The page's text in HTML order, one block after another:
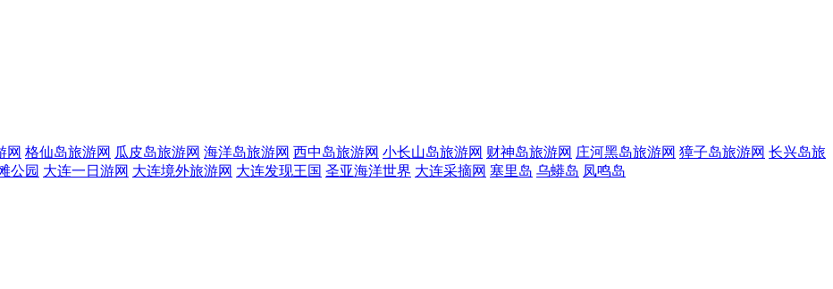
网 格仙岛旅游网 瓜皮岛旅游网 海洋岛旅游网 西中岛旅游网 小长山岛旅游网 财神岛旅游网 庄河黑岛旅游网 獐子岛旅游网 长兴岛旅
公园 大连一日游网 大连境外旅游网 大连发现王国 圣亚海洋世界 大连采摘网 塞里岛 乌蟒岛 凤鸣岛